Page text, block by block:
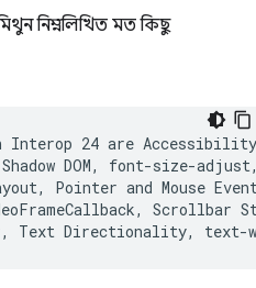
নিম্নলিখিত মত কিছু
24 are Accessibility,
DOM, font-size-adjust,
Pointer and Mouse
Scrollbar